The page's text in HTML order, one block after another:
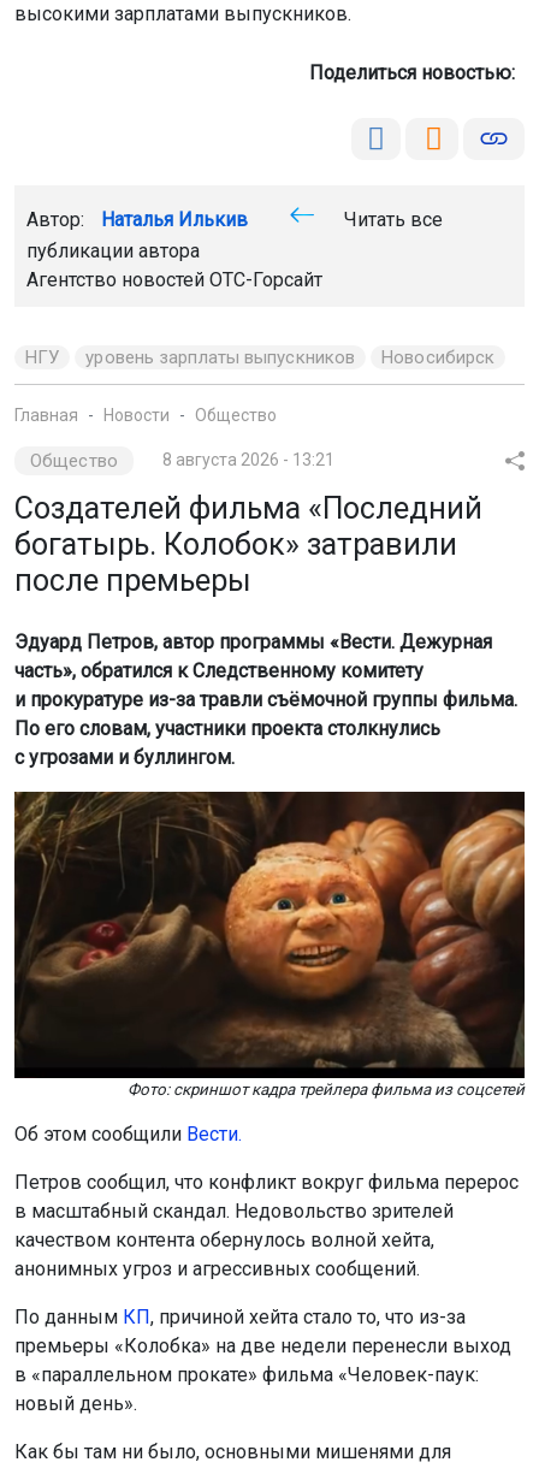
высокими зарплатами выпускников.
Поделиться новостью:
Автор: Наталья Илькив
Читать все
публикации автора
Агентство новостей ОТС-Горсайт
НГУ уровень зарплаты выпускников Новосибирск
Главная Новости Общество
Общество 8 августа 2026 - 13:21
Создателей фильма «Последний
богатырь. Колобок» затравили
после премьеры
Эдуард Петров, автор программы «Вести. Дежурная
часть», обратился к Следственному комитету
и прокуратуре из-за травли съёмочной группы фильма.
По его словам, участники проекта столкнулись
с угрозами и буллингом.
Фото: скриншот кадра трейлера фильма из соцсетей
Об этом сообщили Вести.
Петров сообщил, что конфликт вокруг фильма перерос
в масштабный скандал. Недовольство зрителей
качеством контента обернулось волной хейта,
анонимных угроз и агрессивных сообщений.
По данным КП, причиной хейта стало то, что из-за
премьеры «Колобка» на две недели перенесли выход
в «параллельном прокате» фильма «Человек-паук:
новый день».
Как бы там ни было, основными мишенями для